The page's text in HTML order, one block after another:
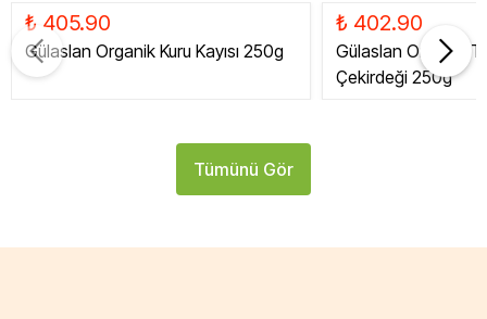
₺ 405.90
Gülaslan Organik Kuru Kayısı 250g
₺ 402.90
Gülaslan Organik
Çekirdeği 250g
Tümünü Gör